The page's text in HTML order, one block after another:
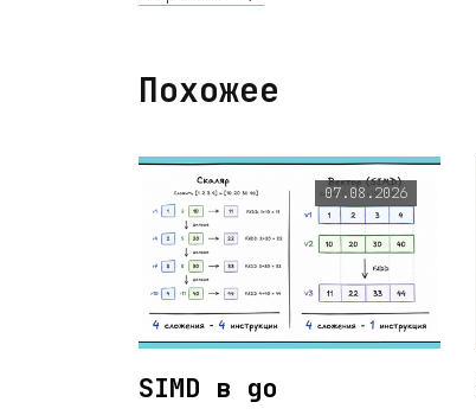
Похожее
07.08.2026
SIMD в go